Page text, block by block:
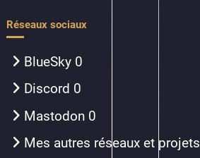
Réseaux sociaux
BlueSky 0
Discord 0
Mastodon 0
Mes autres réseaux et projets